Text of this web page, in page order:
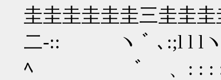
圭圭圭圭圭圭三圭圭
二-:: ヽ ﾞ ､:;l
ﾍ ﾞ 、: : : : : :